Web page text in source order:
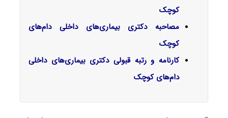
کوچک
مصاحبه دکتری بیماری‌های داخلی دام‌های
کوچک
کارنامه و رتبه قبولی دکتری بیماری‌های داخلی
دام‌های کوچک